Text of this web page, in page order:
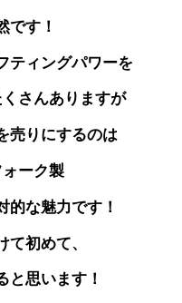
です！
ティングパワーを
さんありますが
売りにするのは
ーク製
的な魅力です！
初めて、
と思います！